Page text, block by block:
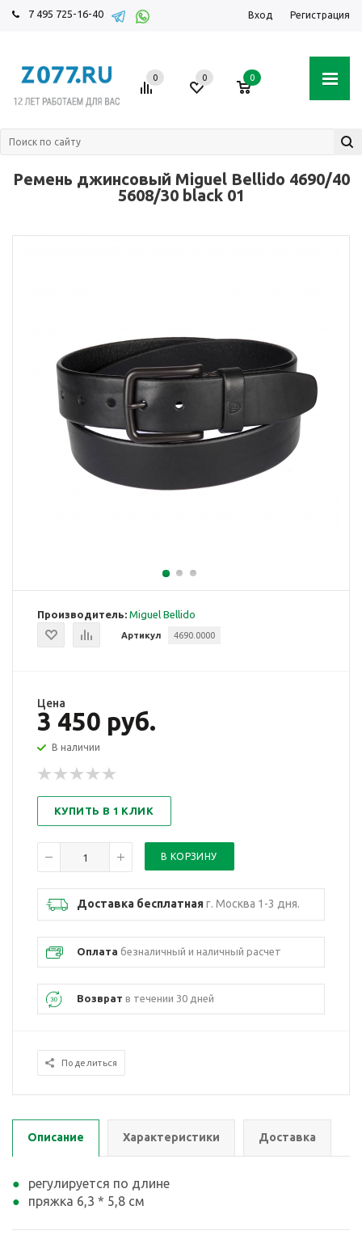
7 495 725-16-40 Вход Регистрация
0 0 0
Ремень джинсовый Miguel Bellido 4690/40
5608/30 black 01
Производитель: Miguel Bellido
Артикул 4690.0000
Цена
3 450 руб.
В наличии
КУПИТЬ В 1 КЛИК
Доставка бесплатнаяг. Москва 1-3 дня.
Оплата безналичный и наличный расчет
Возврат в течении 30 дней
Поделиться
Описание Характеристики Доставка
регулируется по длине
пряжка 6,3 * 5,8 см